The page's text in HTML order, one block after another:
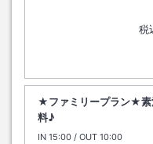
税
★ファミリープラン★
料♪
IN チェックイン
15:00 / OUT チェックアウ
10:00